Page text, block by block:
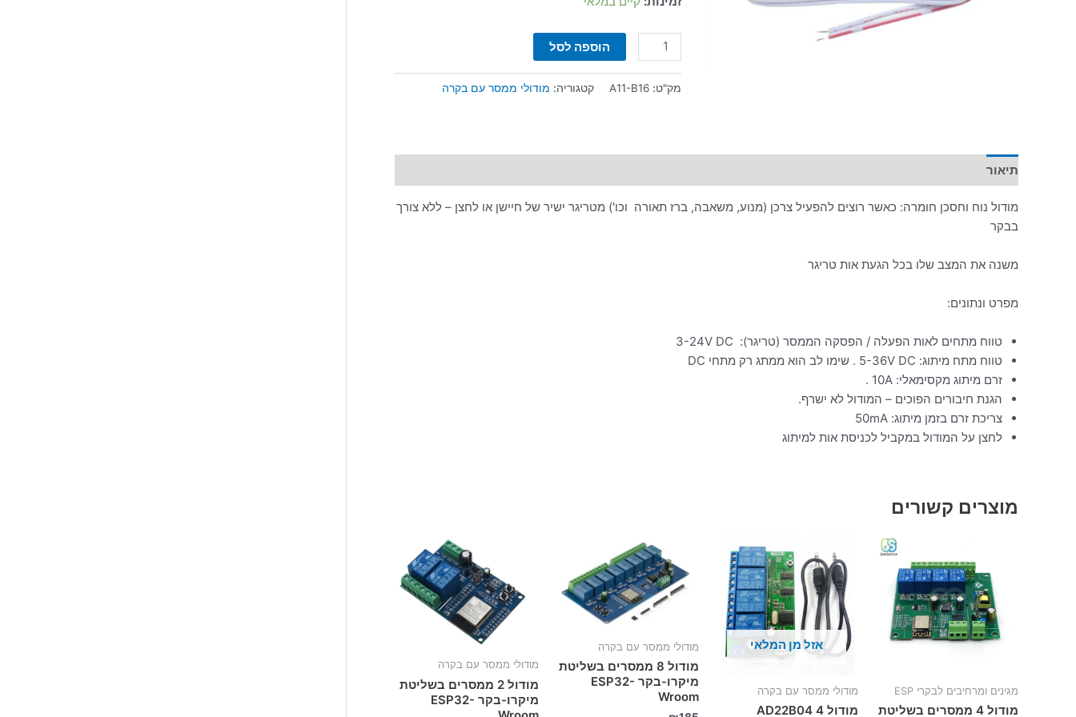
הוספה לסל
מק"ט: A11-B16 קטגוריה: מודולי ממסר עם בקרה
תיאור
מודול נוח וחסכן חומרה: כאשר רוצים להפעיל צרכן (מנוע, משאבה, ברז תאורה וכו') מטריגר ישיר של חיישן או לחצן – ללא צורך
בבקר
משנה את המצב שלו בכל הגעת אות טריגר
מפרט ונתונים:
טווח מתחים לאות הפעלה / הפסקה הממסר (טריגר): 3-24V DC
טווח מתח מיתוג: 5-36V DC . שימו לב הוא ממתג רק מתחי DC
זרם מיתוג מקסימאלי: 10A .
הגנת חיבורים הפוכים – המודול לא ישרף.
צריכת זרם בזמן מיתוג: 50mA
לחצן על המודול במקביל לכניסת אות למיתוג
מוצרים קשורים
מגינים ומרחיבים לבקרי ESP
מודול 4 ממסרים בשליטת
אזל מן המלאי
מודולי ממסר עם בקרה
מודול AD22B04 4
מודולי ממסר עם בקרה
מודול 8 ממסרים בשליטת
מיקרו-בקר ESP32-
Wroom
מודולי ממסר עם בקרה
מודול 2 ממסרים בשליטת
מיקרו-בקר ESP32-